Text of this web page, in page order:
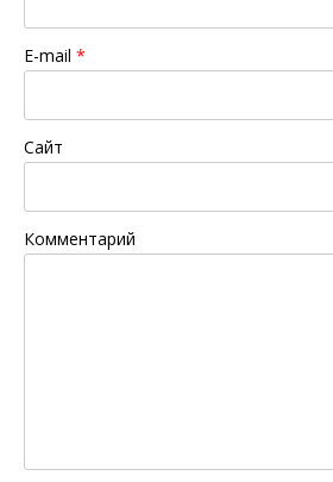
E-mail *
Сайт
Комментарий